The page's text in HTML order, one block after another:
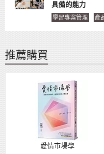
具備的能力
學習專案管理 產
推薦購買
愛情市場學